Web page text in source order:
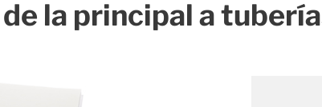
de la principal a